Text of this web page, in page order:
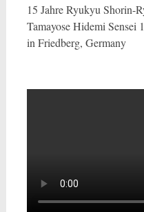
15 Jahre Ryukyu Shorin-
Tamayose Hidemi Sensei
in Friedberg, Germany